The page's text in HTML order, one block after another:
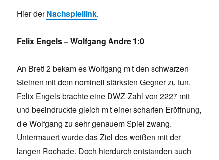
Hier derNachspiellink.
Felix Engels – Wolfgang Andre 1:0
An Brett 2 bekam es Wolfgang mit den schwarzen
Steinen mit dem nominell stärksten Gegner zu tun.
Felix Engels brachte eine DWZ-Zahl von 2227 mit
und beeindruckte gleich mit einer scharfen Eröffnung,
die Wolfgang zu sehr genauem Spiel zwang.
Untermauert wurde das Ziel des weißen mit der
langen Rochade. Doch hierdurch entstanden auch